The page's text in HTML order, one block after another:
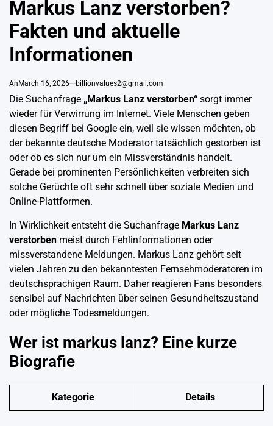
Markus Lanz verstorben?
Fakten und aktuelle
Informationen
AnMarch 16, 2026 billionvalues2@gmail.com
Die Suchanfrage „Markus Lanz verstorben“ sorgt immer
wieder für Verwirrung im Internet. Viele Menschen geben
diesen Begriff bei Google ein, weil sie wissen möchten, ob
der bekannte deutsche Moderator tatsächlich gestorben ist
oder ob es sich nur um ein Missverständnis handelt.
Gerade bei prominenten Persönlichkeiten verbreiten sich
solche Gerüchte oft sehr schnell über soziale Medien und
Online-Plattformen.
In Wirklichkeit entsteht die Suchanfrage Markus Lanz
verstorben meist durch Fehlinformationen oder
missverstandene Meldungen. Markus Lanz gehört seit
vielen Jahren zu den bekanntesten Fernsehmoderatoren im
deutschsprachigen Raum. Daher reagieren Fans besonders
sensibel auf Nachrichten über seinen Gesundheitszustand
oder mögliche Todesmeldungen.
Wer ist markus lanz? Eine kurze
Biografie
Kategorie Details